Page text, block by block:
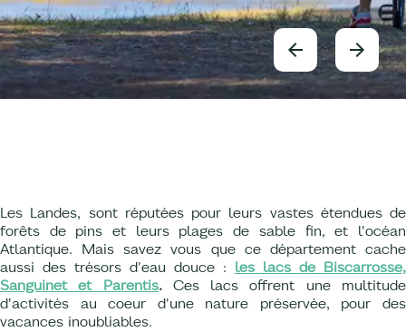
Les Landes, sont réputées pour leurs vastes étendues de
forêts de pins et leurs plages de sable fin, et l'océan
Atlantique. Mais savez vous que ce département cache
aussi des trésors d'eau douce : les lacs de Biscarrosse,
Sanguinet et Parentis.Ces lacs offrent une multitude
d'activités au coeur d'une nature préservée, pour des
vacances inoubliables.